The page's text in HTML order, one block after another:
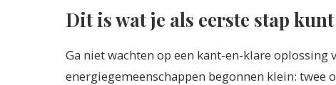
Dit is wat je als eerste stap
Ga niet wachten op een kant-en-klare oplossing
energiegemeenschappen begonnen klein: